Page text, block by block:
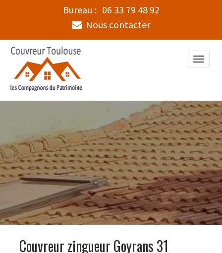
Bureau : 06 33 79 48 92
Nous contacter
Toggle
Couvreur zingueur Goyrans 31